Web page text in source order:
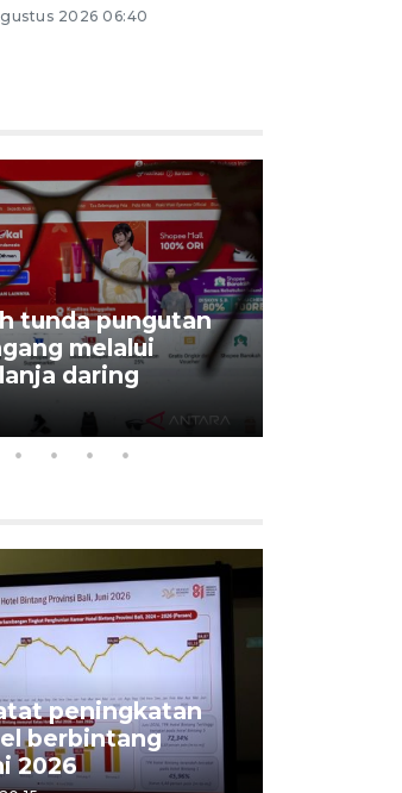
2026 06:40
tunda pungutan
melalui
daring
peningkatan
berbintang
2026